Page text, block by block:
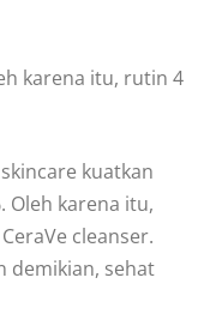
karena itu, rutin 4
kuatkan
Oleh karena itu,
cleanser.
demikian, sehat